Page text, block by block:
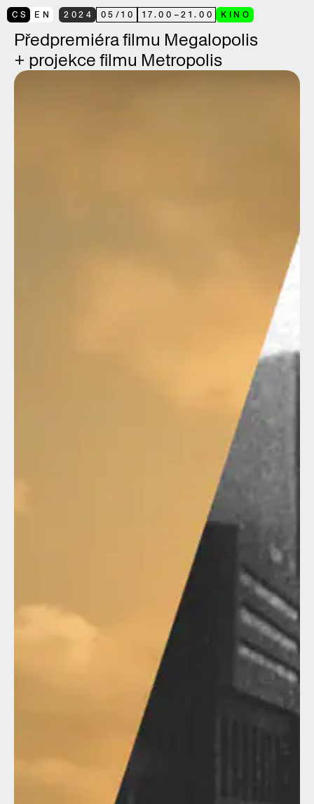
CS EN 2024 05 /10 17.00 –21.00 KINO
Předpremiéra filmu Megalopolis
+ projekce filmu Metropolis